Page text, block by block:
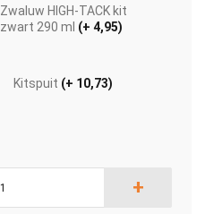
Zwaluw HIGH-TACK kit
zwart 290 ml (+ 4,95)
Kitspuit (+ 10,73)
+